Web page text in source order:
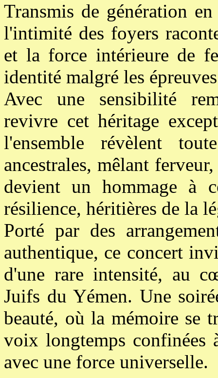
Transmis de génération
l'intimité des foyers
et la force intérieure de
identité malgré les
Avec une sensibilité
revivre cet héritage
l'ensemble révèlent
ancestrales, mêlant
devient un hommage à
résilience, héritières de la
Porté par des
authentique, ce concert
d'une rare intensité, au
Juifs du Yémen. Une
beauté, où la mémoire se
voix longtemps confinées
avec une force universelle.